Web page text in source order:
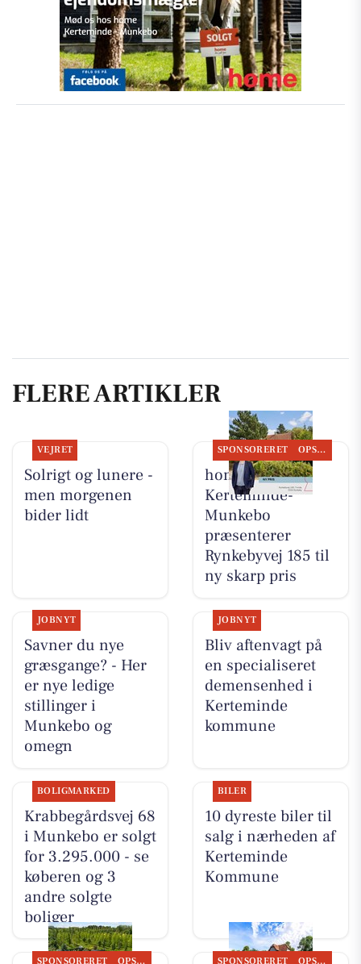
FLERE ARTIKLER
VEJRET
Solrigt og lunere -
men morgenen
bider lidt
SPONSORERET OPSLAGSTAVLEN
home
Kerteminde-
Munkebo
præsenterer
Rynkebyvej 185 til
ny skarp pris
JOBNYT
Savner du nye
græsgange? - Her
er nye ledige
stillinger i
Munkebo og
omegn
JOBNYT
Bliv aftenvagt på
en specialiseret
demensenhed i
Kerteminde
kommune
BOLIGMARKED
Krabbegårdsvej 68
i Munkebo er solgt
for 3.295.000 - se
køberen og 3
andre solgte
boliger
BILER
10 dyreste biler til
salg i nærheden af
Kerteminde
Kommune
SPONSORERET OPSLAGSTAVLEN SPONSORERET OPSLAGSTAVLEN